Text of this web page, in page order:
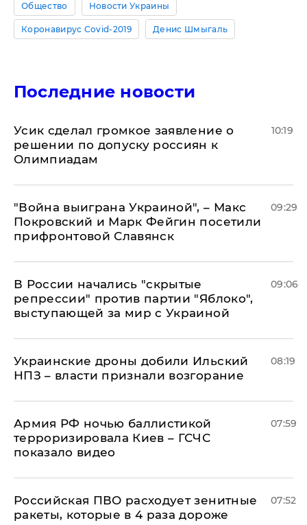
Общество Новости Украины
Коронавирус Covid-2019 Денис Шмыгаль
Последние новости
Усик сделал громкое заявление о
решении по допуску россиян к
Олимпиадам
10:19
"Война выиграна Украиной", – Макс
Покровский и Марк Фейгин посетили
прифронтовой Славянск
09:29
В России начались "скрытые
репрессии" против партии "Яблоко",
выступающей за мир с Украиной
09:06
Украинские дроны добили Ильский
НПЗ – власти признали возгорание
08:19
Армия РФ ночью баллистикой
терроризировала Киев – ГСЧС
показало видео
07:59
Российская ПВО расходует зенитные
ракеты, которые в 4 раза дороже
07:52